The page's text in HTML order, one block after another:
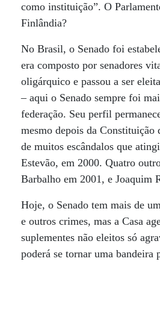
como instituição”. O
Finlândia?
No Brasil, o Senado foi
era composto por senadores
oligárquico e passou a ser
– aqui o Senado sempre foi
federação. Seu perfil
mesmo depois da Constituição
de muitos escândalos que
Estevão, em 2000. Quatro
Barbalho em 2001, e Joaquim
Hoje, o Senado tem mais de
e outros crimes, mas a Casa
suplementes não eleitos só
poderá se tornar uma bandeira